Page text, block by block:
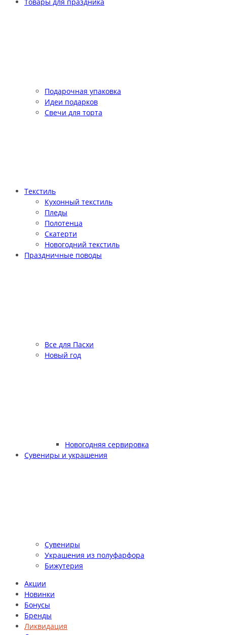
Подарочная упаковка
Идеи подарков
Свечи для торта
Текстиль
Кухонный текстиль
Пледы
Полотенца
Скатерти
Новогодний текстиль
Праздничные поводы
Все для Пасхи
Новый год
Новогодняя сервировка
Сувениры и украшения
Сувениры
Украшения из полуфарфора
Бижутерия
Акции
Новинки
Бонусы
Бренды
Ликвидация